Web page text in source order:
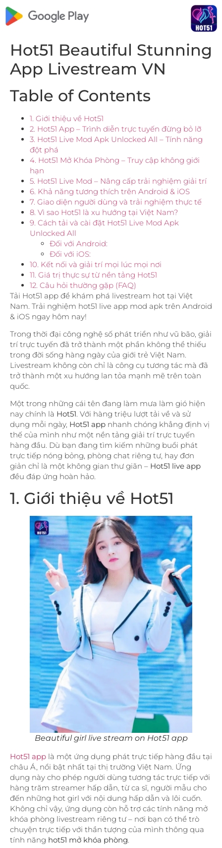
Hot51 Beautiful Stunning
App Livestream VN
Table of Contents
1. Giới thiệu về Hot51
2. Hot51 App – Trình diễn trực tuyến đừng bỏ lỡ
3. Hot51 Live Mod Apk Unlocked All – Tính năng
đột phá
4. Hot51 Mở Khóa Phòng – Truy cập không giới
hạn
5. Hot51 Live Mod – Nâng cấp trải nghiệm giải trí
6. Khả năng tương thích trên Android & iOS
7. Giao diện người dùng và trải nghiệm thực tế
8. Vì sao Hot51 là xu hướng tại Việt Nam?
9. Cách tải và cài đặt Hot51 Live Mod Apk
Unlocked All
Đối với Android:
Đối với iOS:
10. Kết nối và giải trí mọi lúc mọi nơi
11. Giá trị thực sự từ nền tảng Hot51
12. Câu hỏi thường gặp (FAQ)
Tải Hot51 app để khám phá livestream hot tại Việt
Nam. Trải nghiệm hot51 live app mod apk trên Android
& iOS ngay hôm nay!
Trong thời đại công nghệ số phát triển như vũ bão, giải
trí trực tuyến đã trở thành một phần không thể thiếu
trong đời sống hàng ngày của giới trẻ Việt Nam.
Livestream không còn chỉ là công cụ tương tác mà đã
trở thành một xu hướng lan tỏa mạnh mẽ trên toàn
quốc.
Một trong những cái tên đang làm mưa làm gió hiện
nay chính là Hot51. Với hàng triệu lượt tải về và sử
dụng mỗi ngày, Hot51 app nhanh chóng khẳng định vị
thế của mình như một nền tảng giải trí trực tuyến
hàng đầu. Dù bạn đang tìm kiếm những buổi phát
trực tiếp nóng bỏng, phòng chat riêng tư, hay đơn
giản chỉ là một không gian thư giãn – Hot51 live app
đều đáp ứng hoàn hảo.
1. Giới thiệu về Hot51
Beautiful girl live stream on Hot51 app
Hot51 app là một ứng dụng phát trực tiếp hàng đầu tại
châu Á, nổi bật nhất tại thị trường Việt Nam. Ứng
dụng này cho phép người dùng tương tác trực tiếp với
hàng trăm streamer hấp dẫn, từ ca sĩ, người mẫu cho
đến những hot girl với nội dung hấp dẫn và lôi cuốn.
Không chỉ vậy, ứng dụng còn hỗ trợ các tính năng mở
khóa phòng livestream riêng tư – nơi bạn có thể trò
chuyện trực tiếp với thần tượng của mình thông qua
tính năng hot51 mở khóa phòng